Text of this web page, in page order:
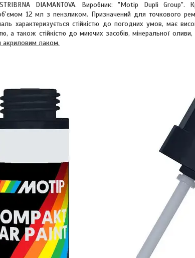
DIAMANTOVA. Виробник: "Motip Dupli Group".
12 мл з пензликом. Призначений для точкового
характеризується стійкістю до погодних умов, має
а також стійкістю до миючих засобів, мінеральної
акриловим лаком.